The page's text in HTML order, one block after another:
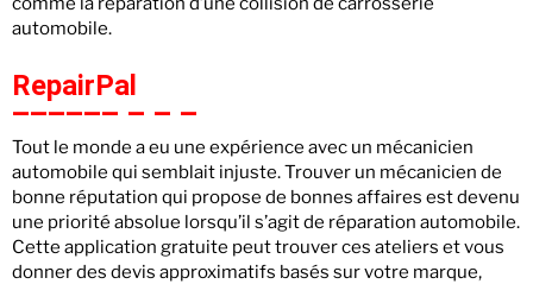
automobile.
RepairPal
Tout le monde a eu une expérience avec un mécanicien
automobile qui semblait injuste. Trouver un mécanicien de
bonne réputation qui propose de bonnes affaires est devenu
une priorité absolue lorsqu’il s’agit de réparation automobile.
Cette application gratuite peut trouver ces ateliers et vous
donner des devis approximatifs basés sur votre marque,